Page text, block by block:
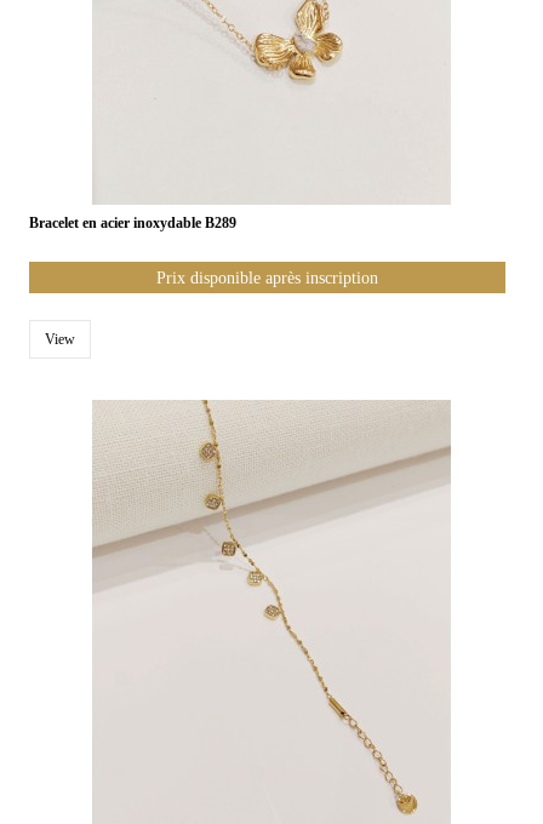
Bracelet en acier inoxydable B289
Prix disponible après inscription
View